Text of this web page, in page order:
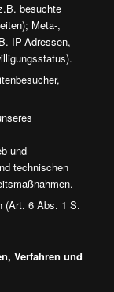
besuchte
Meta-,
IP-Adressen,
und
technischen
(Art. 6 Abs. 1 S.
Verfahren und